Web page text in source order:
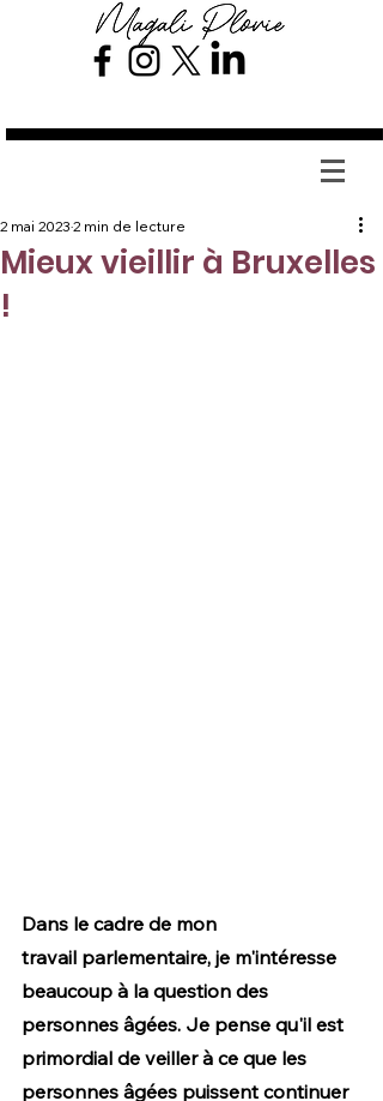
Mieux vieillir à Bruxelles
!
2 mai 2023 2 min de lecture
Dans le cadre de mon
travail parlementaire, je m'intéresse
beaucoup à la question des
personnes âgées. Je pense qu'il est
primordial de veiller à ce que les
personnes âgées puissent continuer